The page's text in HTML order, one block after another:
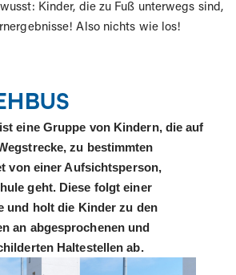
Kinder, die zu Fuß unterwegs sind,
Also nichts wie los!
eine Gruppe von Kindern, die auf
zu bestimmten
von einer Aufsichtsperson,
geht. Diese folgt einer
und holt die Kinder zu den
an abgesprochenen und
Haltestellen ab.